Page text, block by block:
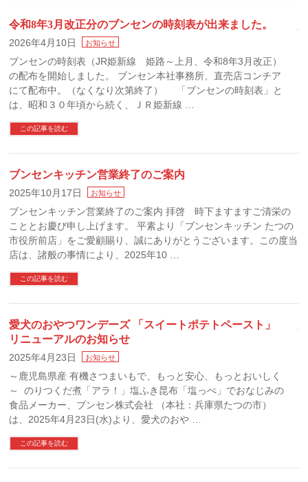
令和8年3月改正分のブンセンの時刻表が出来ました。
2026年4月10日 お知らせ
ブンセンの時刻表（JR姫新線 姫路～上月、令和8年3月改正）
の配布を開始しました。 ブンセン本社事務所、直売店コンチア
にて配布中。（なくなり次第終了） 「ブンセンの時刻表」と
は、昭和３０年頃から続く、ＪＲ姫新線 …
この記事を読む
ブンセンキッチン営業終了のご案内
2025年10月17日 お知らせ
ブンセンキッチン営業終了のご案内 拝啓 時下ますますご清栄の
こととお慶び申し上げます。 平素より「ブンセンキッチン たつの
市役所前店」をご愛顧賜り、誠にありがとうございます。この度当
店は、諸般の事情により、2025年10 …
この記事を読む
愛犬のおやつワンデーズ 「スイートポテトペースト」
リニューアルのお知らせ
2025年4月23日 お知らせ
～鹿児島県産 有機さつまいもで、もっと安心、もっとおいしく
～ のりつくだ煮「アラ！」塩ふき昆布「塩っぺ」でおなじみの
食品メーカー、ブンセン株式会社 （本社：兵庫県たつの市）
は、2025年4月23日(水)より、愛犬のおや …
この記事を読む